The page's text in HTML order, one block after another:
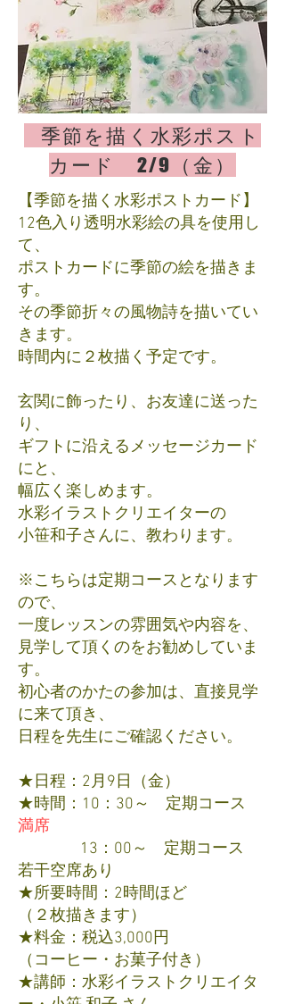
季節を描く水彩ポスト
カード 2/9（金）
【季節を描く水彩ポストカード】
12色入り透明水彩絵の具を使用し
て、
ポストカードに季節の絵を描きま
す。
その季節折々の風物詩を描いてい
きます。
時間内に２枚描く予定です。
玄関に飾ったり、お友達に送った
り、
ギフトに沿えるメッセージカード
にと、
幅広く楽しめます。
​水彩イラストクリエイターの
小笹和子さんに、教わります。
※こちらは定期コースとなります
ので、
一度レッスンの雰囲気や内容を、
見学して頂くのをお勧めしていま
す。
初心者のかたの参加は、直接見学
に来て頂き、
日程を先生にご確認ください。
★日程：2月9日（金）
★時間：10：30～ 定期コース
満席
13：00～ 定期コース
若干空席あり
★所要時間：2時間ほど
（２枚描きます）
★料金：税込3,000円
（コーヒー・お菓子付き）
★講師：水彩イラストクリエイタ